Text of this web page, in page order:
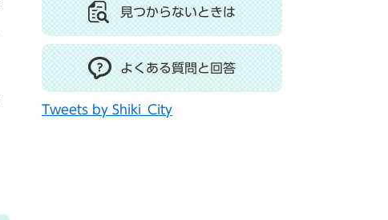
見つからないときは
よくある質問と回答
Tweets by Shiki_City